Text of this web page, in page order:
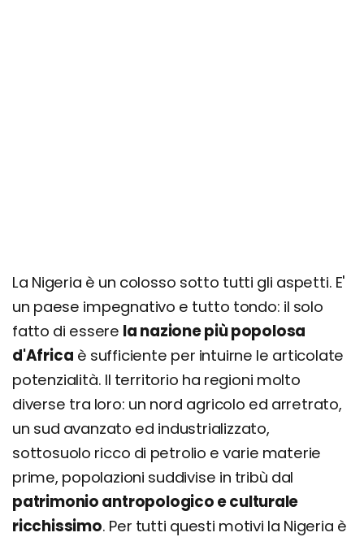
La Nigeria è un colosso sotto tutti gli aspetti. E'
un paese impegnativo e tutto tondo: il solo
fatto di essere la nazione più popolosa
d'Africa è sufficiente per intuirne le articolate
potenzialità. Il territorio ha regioni molto
diverse tra loro: un nord agricolo ed arretrato,
un sud avanzato ed industrializzato,
sottosuolo ricco di petrolio e varie materie
prime, popolazioni suddivise in tribù dal
patrimonio antropologico e culturale
ricchissimo. Per tutti questi motivi la Nigeria è